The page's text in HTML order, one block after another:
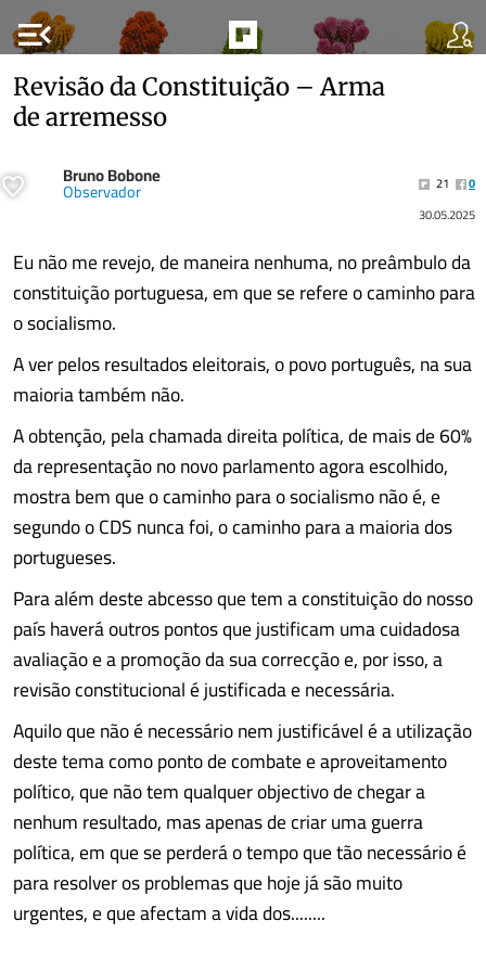
menu_open
Revisão da Constituição – Arma
de arremesso
Bruno Bobone
Observador 21
0
30.05.2025
Eu não me revejo, de maneira nenhuma, no preâmbulo da
constituição portuguesa, em que se refere o caminho para
o socialismo.
A ver pelos resultados eleitorais, o povo português, na sua
maioria também não.
A obtenção, pela chamada direita política, de mais de 60%
da representação no novo parlamento agora escolhido,
mostra bem que o caminho para o socialismo não é, e
segundo o CDS nunca foi, o caminho para a maioria dos
portugueses.
Para além deste abcesso que tem a constituição do nosso
país haverá outros pontos que justificam uma cuidadosa
avaliação e a promoção da sua correcção e, por isso, a
revisão constitucional é justificada e necessária.
Aquilo que não é necessário nem justificável é a utilização
deste tema como ponto de combate e aproveitamento
político, que não tem qualquer objectivo de chegar a
nenhum resultado, mas apenas de criar uma guerra
política, em que se perderá o tempo que tão necessário é
para resolver os problemas que hoje já são muito
urgentes, e que afectam a vida dos........